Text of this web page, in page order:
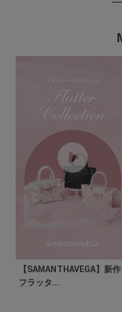
【SAMANTHAVEGA】新作
フラッタ...